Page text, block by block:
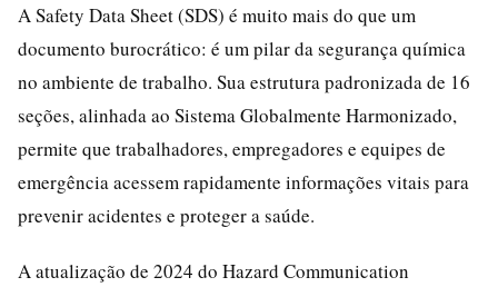
A Safety Data Sheet (SDS) é muito mais do que um
documento burocrático: é um pilar da segurança química
no ambiente de trabalho. Sua estrutura padronizada de 16
seções, alinhada ao Sistema Globalmente Harmonizado,
permite que trabalhadores, empregadores e equipes de
emergência acessem rapidamente informações vitais para
prevenir acidentes e proteger a saúde.
A atualização de 2024 do Hazard Communication